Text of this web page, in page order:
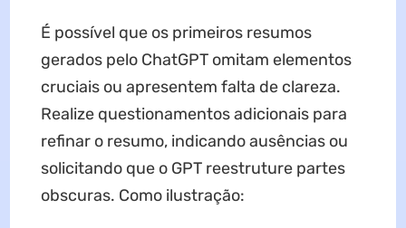
É possível que os primeiros resumos
gerados pelo ChatGPT omitam elementos
cruciais ou apresentem falta de clareza.
Realize questionamentos adicionais para
refinar o resumo, indicando ausências ou
solicitando que o GPT reestruture partes
obscuras. Como ilustração: